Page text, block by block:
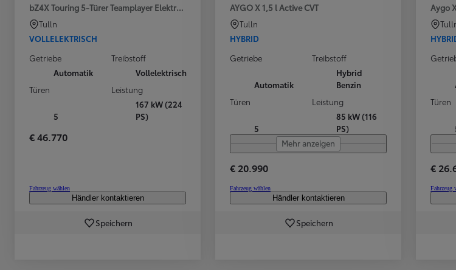
Der neue GR GT
bZ4X Touring 5-Türer Teamplayer Elektromotor / 75
Tulln
VOLLELEKTRISCH
Getriebe
Automatik
Treibstoff
Vollelektrisch
Türen
5
Leistung
167 kW (224
PS)
€ 46.770
Fahrzeug wählen
Händler kontaktieren
Speichern
AYGO X 1,5 l Active CVT
Tulln
HYBRID
Getriebe
Automatik
Treibstoff
Hybrid
Benzin
Türen
5
Leistung
85 kW (116
PS)
Mehr anzeigen
€ 20.990
Fahrzeug wählen
Händler kontaktieren
Speichern
Aygo
Türen
€
Fahrzeug